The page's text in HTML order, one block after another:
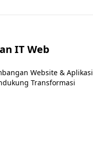
IT Web
Website & Aplikasi
Transformasi